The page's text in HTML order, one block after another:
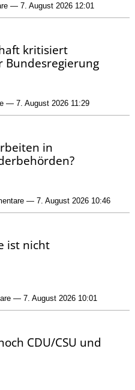
— 7. August 2026 12:01
kritisiert
Bundesregierung
— 7. August 2026 11:29
in
— 7. August 2026 10:46
ist nicht
— 7. August 2026 10:01
CDU/CSU und